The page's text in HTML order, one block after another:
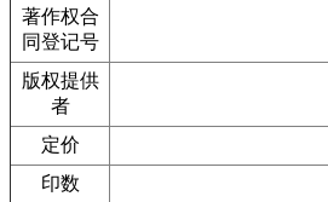
著作权合
同登记号
版权提供
者
定价
印数